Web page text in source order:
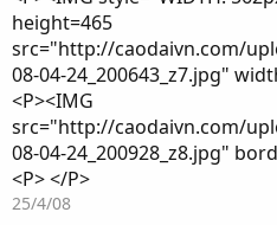
height=465
src="http://caodaivn.com/
08-04-24_200643_z7.jpg"
<P><IMG
src="http://caodaivn.com/
08-04-24_200928_z8.jpg"
<P> </P>
25/4/08